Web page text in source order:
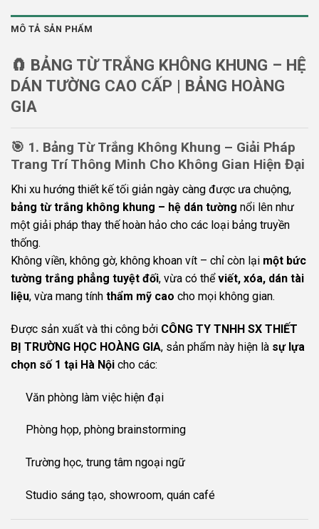
MÔ TẢ SẢN PHẨM
🧲 BẢNG TỪ TRẮNG KHÔNG KHUNG – HỆ
DÁN TƯỜNG CAO CẤP | BẢNG HOÀNG
GIA
🎯 1. Bảng Từ Trắng Không Khung – Giải Pháp
Trang Trí Thông Minh Cho Không Gian Hiện Đại
Khi xu hướng thiết kế tối giản ngày càng được ưa chuộng,
bảng từ trắng không khung – hệ dán tường nổi lên như
một giải pháp thay thế hoàn hảo cho các loại bảng truyền
thống.
Không viền, không gờ, không khoan vít – chỉ còn lại một bức
tường trắng phẳng tuyệt đối, vừa có thểviết, xóa, dán tài
liệu, vừa mang tính thẩm mỹ cao cho mọi không gian.
Được sản xuất và thi công bởi CÔNG TY TNHH SX THIẾT
BỊ TRƯỜNG HỌC HOÀNG GIA, sản phẩm này hiện là sự lựa
chọn số 1 tại Hà Nội cho các:
Văn phòng làm việc hiện đại
Phòng họp, phòng brainstorming
Trường học, trung tâm ngoại ngữ
Studio sáng tạo, showroom, quán café